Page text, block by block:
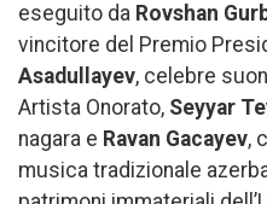
eseguito da Rovshan
vincitore del Premio
Asadullayev, celebre
Artista Onorato, Seyyar
nagara e Ravan Gacayev,
musica tradizionale